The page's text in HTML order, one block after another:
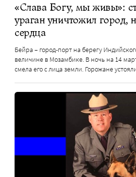
«Слава Богу, мы живы»:
ураган уничтожил город,
сердца
Бейра – город-порт на берегу
величине в Мозамбике. В ночь на 14
смела его с лица земли. Горожане